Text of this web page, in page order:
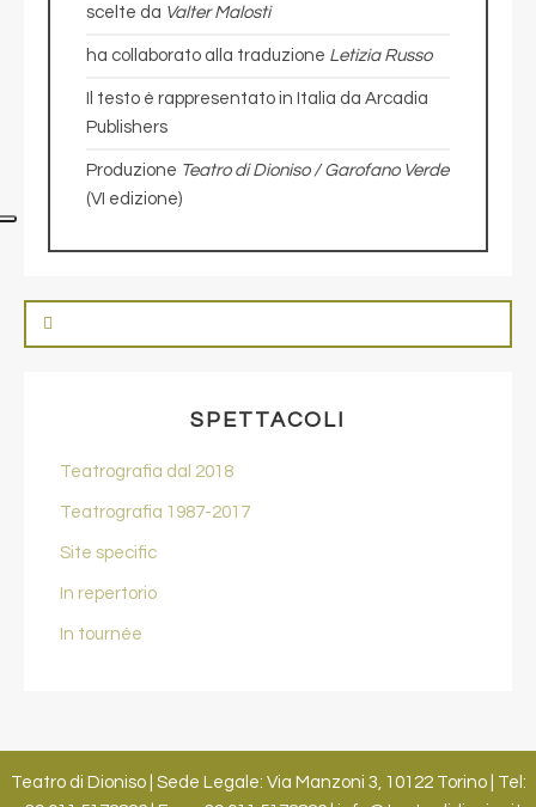
scelte da Valter Malosti
ha collaborato alla traduzione Letizia Russo
Il testo è rappresentato in Italia da Arcadia
Publishers
Produzione Teatro di Dioniso / Garofano Verde
(VI edizione)
SPETTACOLI
Teatrografia dal 2018
Teatrografia 1987-2017
Site specific
In repertorio
In tournée
Teatro di Dioniso | Sede Legale: Via Manzoni 3, 10122 Torino | Tel: